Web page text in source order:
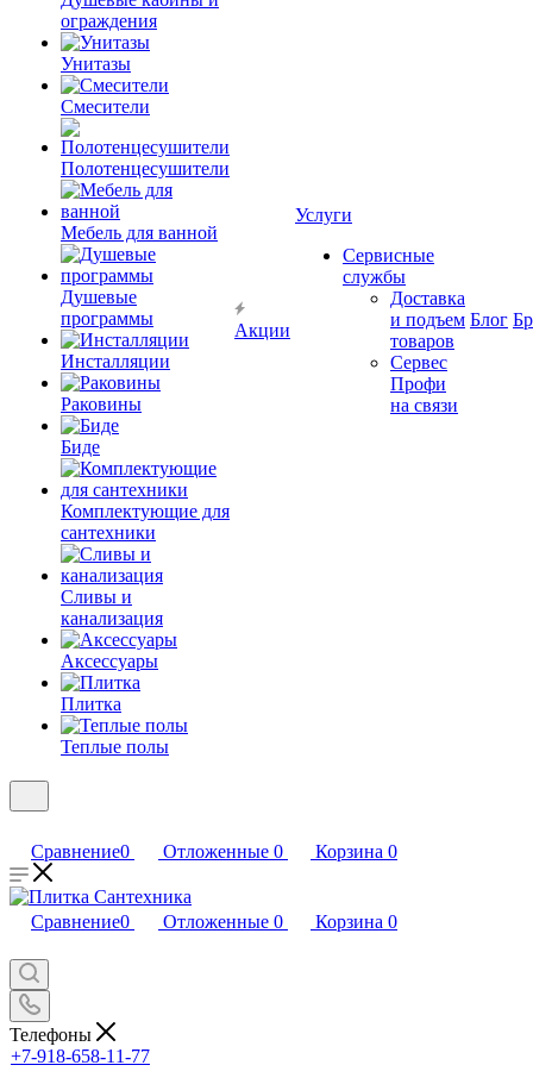
ограждения
Унитазы
Смесители
Полотенцесушители
Мебель для ванной
Душевые
программы
Инсталляции
Раковины
Биде
Комплектующие для
сантехники
Сливы и
канализация
Аксессуары
Плитка
Теплые полы
Акции
Услуги
Сервисные
службы
Доставка
и подъем
товаров
Сервес
Профи
на связи
Блог
Сравнение0 Отложенные 0 Корзина 0
Сравнение0 Отложенные 0 Корзина 0
Телефоны
+7-918-658-11-77